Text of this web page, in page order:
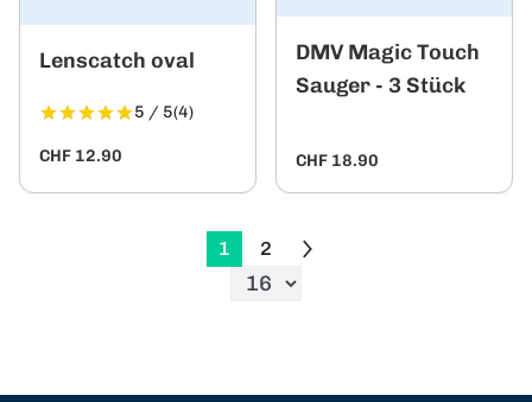
Lenscatch oval
5 / 5(4)
CHF 12.90
DMV Magic Touch
Sauger - 3 Stück
CHF 18.90
1 2